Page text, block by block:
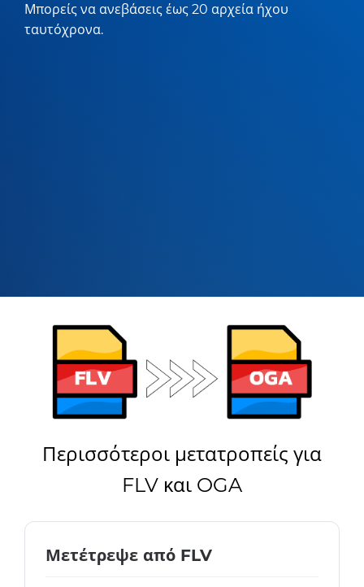
Μπορείς να ανεβάσεις έως 20 αρχεία ήχου
ταυτόχρονα.
Περισσότεροι μετατροπείς για
FLV και OGA
Μετέτρεψε από FLV